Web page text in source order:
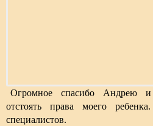
Огромное спасибо Андрею
отстоять права моего
специалистов.